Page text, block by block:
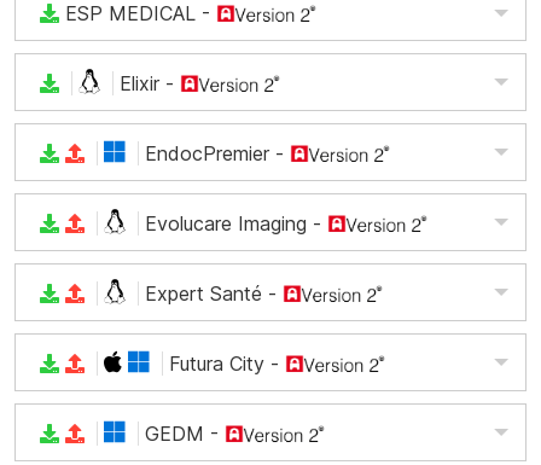
ESP MEDICAL -
Elixir -
EndocPremier -
Evolucare Imaging -
Expert Santé -
Futura City -
GEDM -